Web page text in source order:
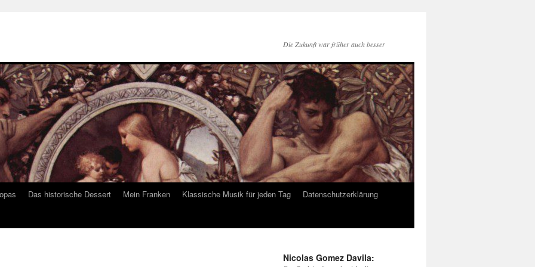
Die Zukunft war früher auch besser
Das historische Dessert Mein Franken Klassische Musik für jeden Tag
Datenschutzerklärung
Nicolas Gomez Davila: